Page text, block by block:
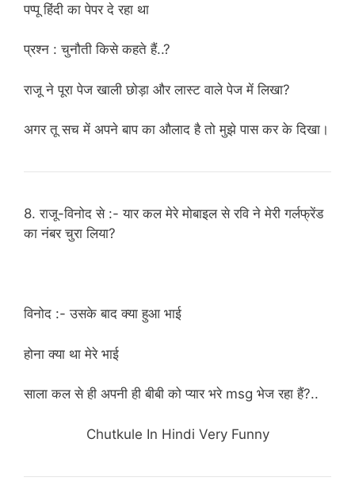
पप्पू हिंदी का पेपर दे रहा था
प्रश्न : चुनौती किसे कहते हैं..?
राजू ने पूरा पेज खाली छोड़ा और लास्ट वाले पेज में लिखा?
अगर तू सच में अपने बाप का औलाद है तो मुझे पास कर के दिखा।
8. राजू-विनोद से :- यार कल मेरे मोबाइल से रवि ने मेरी गर्लफ्रेंड
का नंबर चुरा लिया?
विनोद :- उसके बाद क्या हुआ भाई
होना क्या था मेरे भाई
साला कल से ही अपनी ही बीबी को प्यार भरे msg भेज रहा हैं?..
Chutkule In Hindi Very Funny